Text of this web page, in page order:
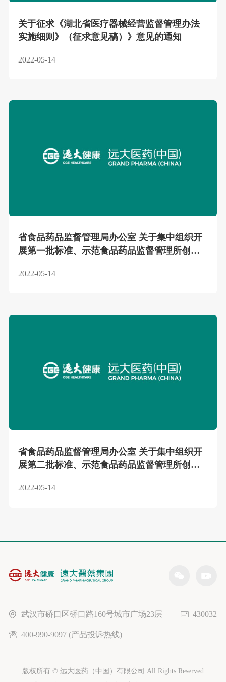
关于征求《湖北省医疗器械经营监督管理办法
实施细则》（征求意见稿）》意见的通知
2022-05-14
省食品药品监督管理局办公室 关于集中组织开
展第一批标准、示范食品药品监督管理所创建
2022-05-14
省食品药品监督管理局办公室 关于集中组织开
展第二批标准、示范食品药品监督管理所创建
2022-05-14
武汉市硚口区硚口路160号城市广场23层 430032
400-990-9097 (产品投诉热线)
版权所有 © 远大医药（中国）有限公司 All Rights Reserved